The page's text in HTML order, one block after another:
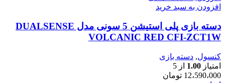
افزودن به سبد خرید
دسته بازی پلی استیشن 5 سونی مدل DUALSENSE
VOLCANIC RED CFI-ZCT1W
کنسول, دسته بازی
امتیاز 1.00 از 5
12،590،000 تومان